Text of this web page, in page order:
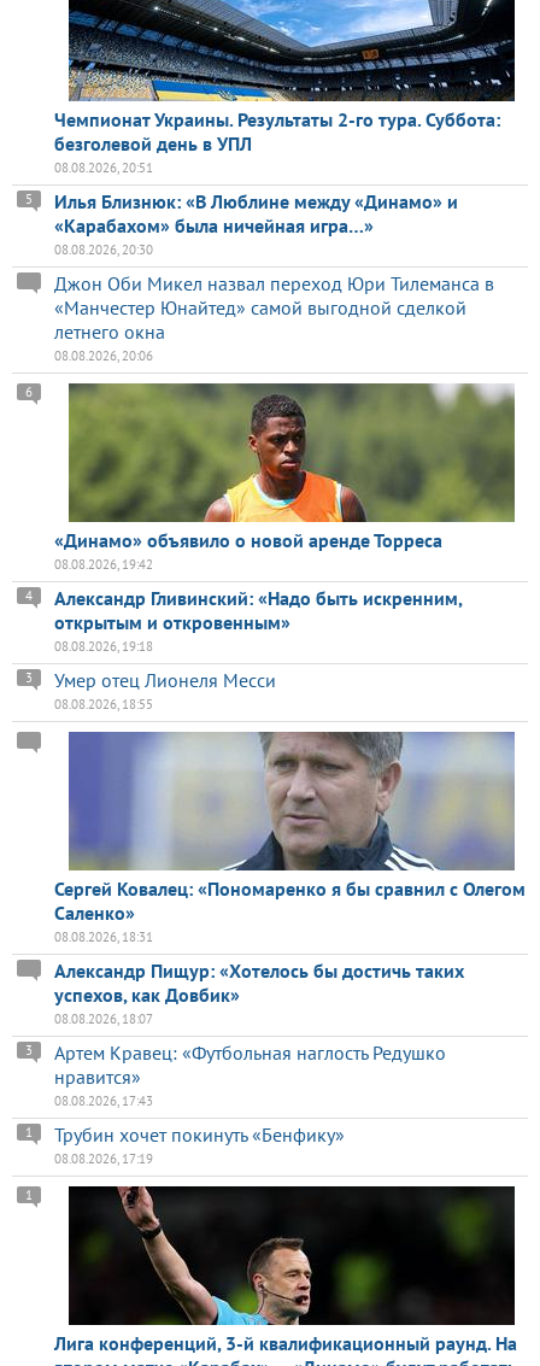
Чемпионат Украины. Результаты 2-го тура. Суббота:
безголевой день в УПЛ
08.08.2026, 20:51
Илья Близнюк: «В Люблине между «Динамо» и
«Карабахом» была ничейная игра…»
5
08.08.2026, 20:30
Джон Оби Микел назвал переход Юри Тилеманса в
«Манчестер Юнайтед» самой выгодной сделкой
летнего окна
08.08.2026, 20:06
«Динамо» объявило о новой аренде Торреса
6
08.08.2026, 19:42
Александр Гливинский: «Надо быть искренним,
открытым и откровенным»
4
08.08.2026, 19:18
Умер отец Лионеля Месси
3
08.08.2026, 18:55
Сергей Ковалец: «Пономаренко я бы сравнил с Олегом
Саленко»
08.08.2026, 18:31
Александр Пищур: «Хотелось бы достичь таких
успехов, как Довбик»
08.08.2026, 18:07
Артем Кравец: «Футбольная наглость Редушко
нравится»
3
08.08.2026, 17:43
Трубин хочет покинуть «Бенфику»
1
08.08.2026, 17:19
Лига конференций, 3-й квалификационный раунд. На
1